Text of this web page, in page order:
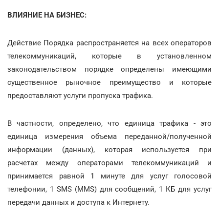
ВЛИЯНИЕ НА БИЗНЕС:
Действие Порядка распространяется на всех операторов
телекоммуникаций, которые в установленном
законодательством порядке определены имеющими
существенное рыночное преимущество и которые
предоставляют услуги пропуска трафика.
В частности, определено, что единица трафика - это
единица измерения объема переданной/полученной
информации (данных), которая используется при
расчетах между операторами телекоммуникаций и
принимается равной 1 минуте для услуг голосовой
телефонии, 1 SMS (MMS) для сообщений, 1 КБ для услуг
передачи данных и доступа к Интернету.